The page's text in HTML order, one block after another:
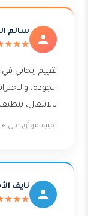
سالم
تقييم إيجابي
الجودة،
بالانتقال،
تقييم موثّق على Google
نايف